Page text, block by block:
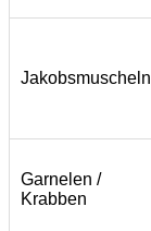
Jakobsmuscheln
Garnelen /
Krabben